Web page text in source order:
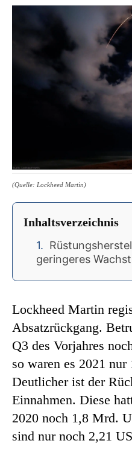
(Quelle: Lockheed Martin)
Inhaltsverzeichnis
geringeres
Lockheed Martin
Absatzrückgang.
Q3 des Vorjahres
so waren es 2021
Deutlicher ist der
Einnahmen. Diese
2020 noch 1,8 Mrd.
sind nur noch 2,21